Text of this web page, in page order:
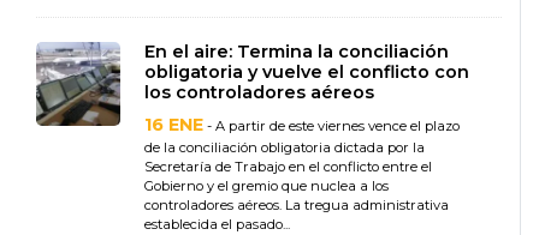
En el aire: Termina la conciliación
obligatoria y vuelve el conflicto con
los controladores aéreos
16 ENE - A partir de este viernes vence el plazo
de la conciliación obligatoria dictada por la
Secretaría de Trabajo en el conflicto entre el
Gobierno y el gremio que nuclea a los
controladores aéreos. La tregua administrativa
establecida el pasado...